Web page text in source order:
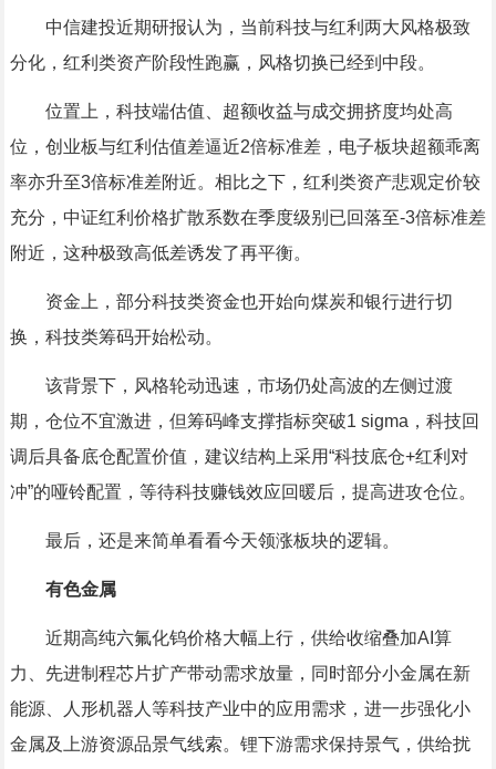
中信建投近期研报认为，当前科技与红利两大风格极致
分化，红利类资产阶段性跑赢，风格切换已经到中段。
位置上，科技端估值、超额收益与成交拥挤度均处高
位，创业板与红利估值差逼近2倍标准差， 电子板块超额乖离
率亦升至3倍标准差附近。相比之下，红利类资产悲观定价较
充分，中证红利价格扩散系数在季度级别已回落至-3倍标准差
附近，这种极致高低差诱发了再平衡。
资金上，部分科技类资金也开始向煤炭和银行进行切
换，科技类筹码开始松动。
该背景下，风格轮动迅速，市场仍处高波的左侧过渡
期，仓位不宜激进，但筹码峰支撑指标突破1 sigma，科技回
调后具备底仓配置价值，建议结构上采用“科技底仓+红利对
冲”的哑铃配置，等待科技赚钱效应回暖后，提高进攻仓位。
最后，还是来简单看看今天领涨板块的逻辑。
有色金属
近期高纯六氟化钨价格大幅上行，供给收缩叠加AI算
力、先进制程芯片扩产带动需求放量，同时部分小金属在新
能源、人形机器人 等科技产业中的应用需求，进一步强化小
金属及上游资源品景气线索。 锂下游需求保持景气，供给扰